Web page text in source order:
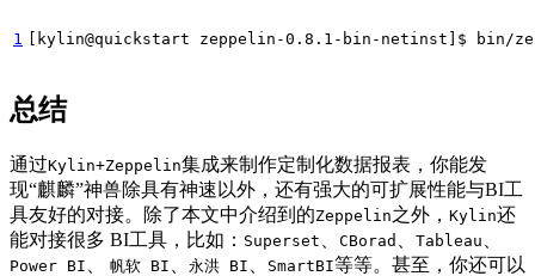
1 kylin@quickstart zeppelin-0.8.1-bin-netinst $ bin/
总结
通过Kylin+Zeppelin集成来制作定制化数据报表，你能发
现“麒麟”神兽除具有神速以外，还有强大的可扩展性能与BI工
具友好的对接。除了本文中介绍到的Zeppelin之外， Kylin还
能对接很多 BI工具，比如： Superset CBorad Tableau
Power BI 帆软 BI 永洪 BI SmartBI等等。甚至，你还可以